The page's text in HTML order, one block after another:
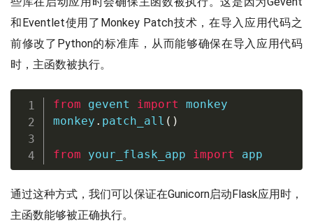
和Eventlet使用了Monkey Patch技术，在导入应用代码之
前修改了Python的标准库，从而能够确保在导入应用代码
时，主函数被执行。
from gevent import monkey
monkey . patch_all ( )
from your_flask_app import app
通过这种方式，我们可以保证在Gunicorn启动Flask应用时，
主函数能够被正确执行。